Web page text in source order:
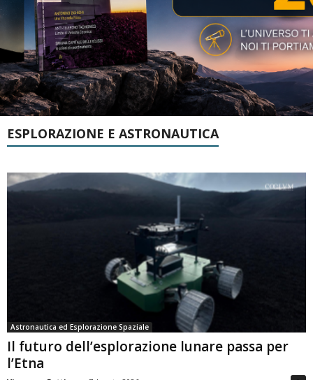
ESPLORAZIONE E ASTRONAUTICA
Astronautica ed Esplorazione Spaziale
Il futuro dell’esplorazione lunare passa per
l’Etna